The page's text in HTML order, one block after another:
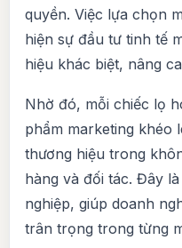
quyền. Việc lựa chọn
hiện sự đầu tư tinh tế
hiệu khác biệt, nâng
Nhờ đó, mỗi chiếc lọ
phẩm marketing khéo
thương hiệu trong
hàng và đối tác. Đây
nghiệp, giúp doanh
trân trọng trong từng